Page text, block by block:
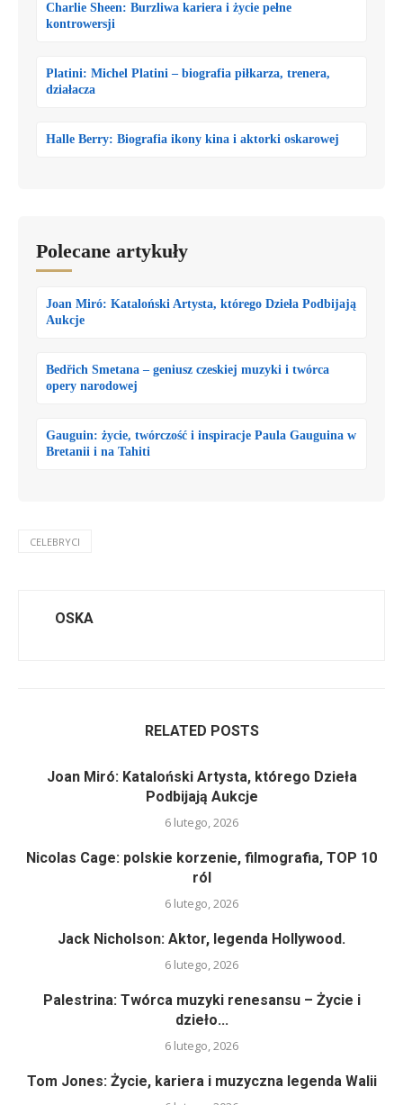
Charlie Sheen: Burzliwa kariera i życie pełne
kontrowersji
Platini: Michel Platini – biografia piłkarza, trenera,
działacza
Halle Berry: Biografia ikony kina i aktorki oskarowej
Polecane artykuły
Joan Miró: Kataloński Artysta, którego Dzieła Podbijają
Aukcje
Bedřich Smetana – geniusz czeskiej muzyki i twórca
opery narodowej
Gauguin: życie, twórczość i inspiracje Paula Gauguina w
Bretanii i na Tahiti
CELEBRYCI
OSKA
RELATED POSTS
Joan Miró: Kataloński Artysta, którego Dzieła
Podbijają Aukcje
6 lutego, 2026
Nicolas Cage: polskie korzenie, filmografia, TOP 10
ról
6 lutego, 2026
Jack Nicholson: Aktor, legenda Hollywood.
6 lutego, 2026
Palestrina: Twórca muzyki renesansu – Życie i
dzieło...
6 lutego, 2026
Tom Jones: Życie, kariera i muzyczna legenda Walii